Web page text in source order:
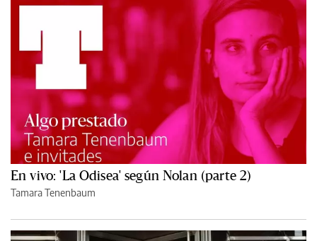
En vivo: 'La Odisea' según Nolan (parte 2)
Tamara Tenenbaum